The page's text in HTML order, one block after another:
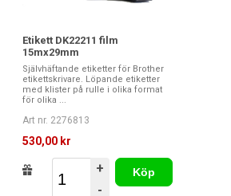
Etikett DK22211 film
15mx29mm
Självhäftande etiketter för Brother
etikettskrivare. Löpande etiketter
med klister på rulle i olika format
för olika ...
Art nr. 2276813
530,00 kr
+
-
Köp